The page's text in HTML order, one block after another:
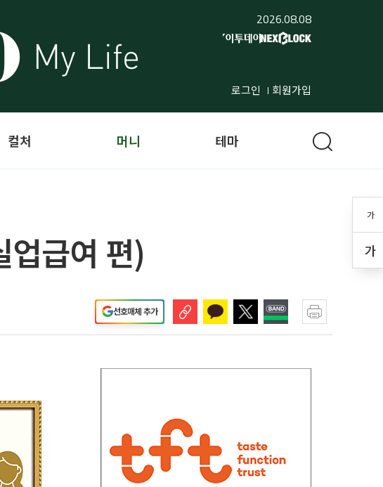
2026.08.08
로그인 회원가입
가
가
컬처 머니 테마
업급여 편)
선호매체 추가